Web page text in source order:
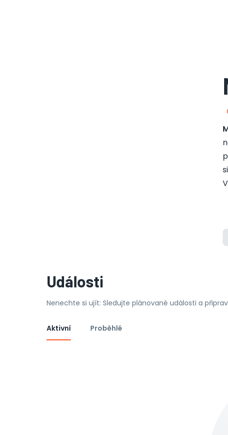
Události
Nenechte si ujít: Sledujte plánované události a
Aktivní Proběhlé